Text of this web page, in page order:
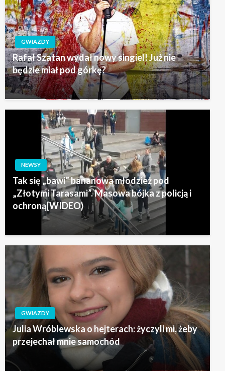
GWIAZDY
Rafał Szatan wydał nowy singiel! Już nie
będzie miał pod górkę?
NEWSY
Tak się „bawi” bananowa młodzież pod
„Złotymi Tarasami”. Masowa bójka z policją i
ochroną[WIDEO}
GWIAZDY
Julia Wróblewska o hejterach: życzyli mi, żeby
przejechał mnie samochód